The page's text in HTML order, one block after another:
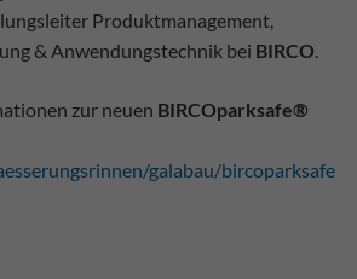
Produktmanagement,
& Anwendungstechnik bei BIRCO.
zur neuen BIRCOparksafe®
galabau/bircoparksafe